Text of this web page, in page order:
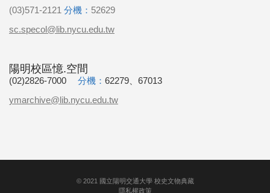
(03)571-2121 分機： 52629
sc.specol@lib.nycu.edu.tw
陽明校區憶.空間
(02)2826-7000 分機： 62279、67013
ymarchive@lib.nycu.edu.tw
© 2021 國立陽明交通大學 校史文物典藏
隱私權政策